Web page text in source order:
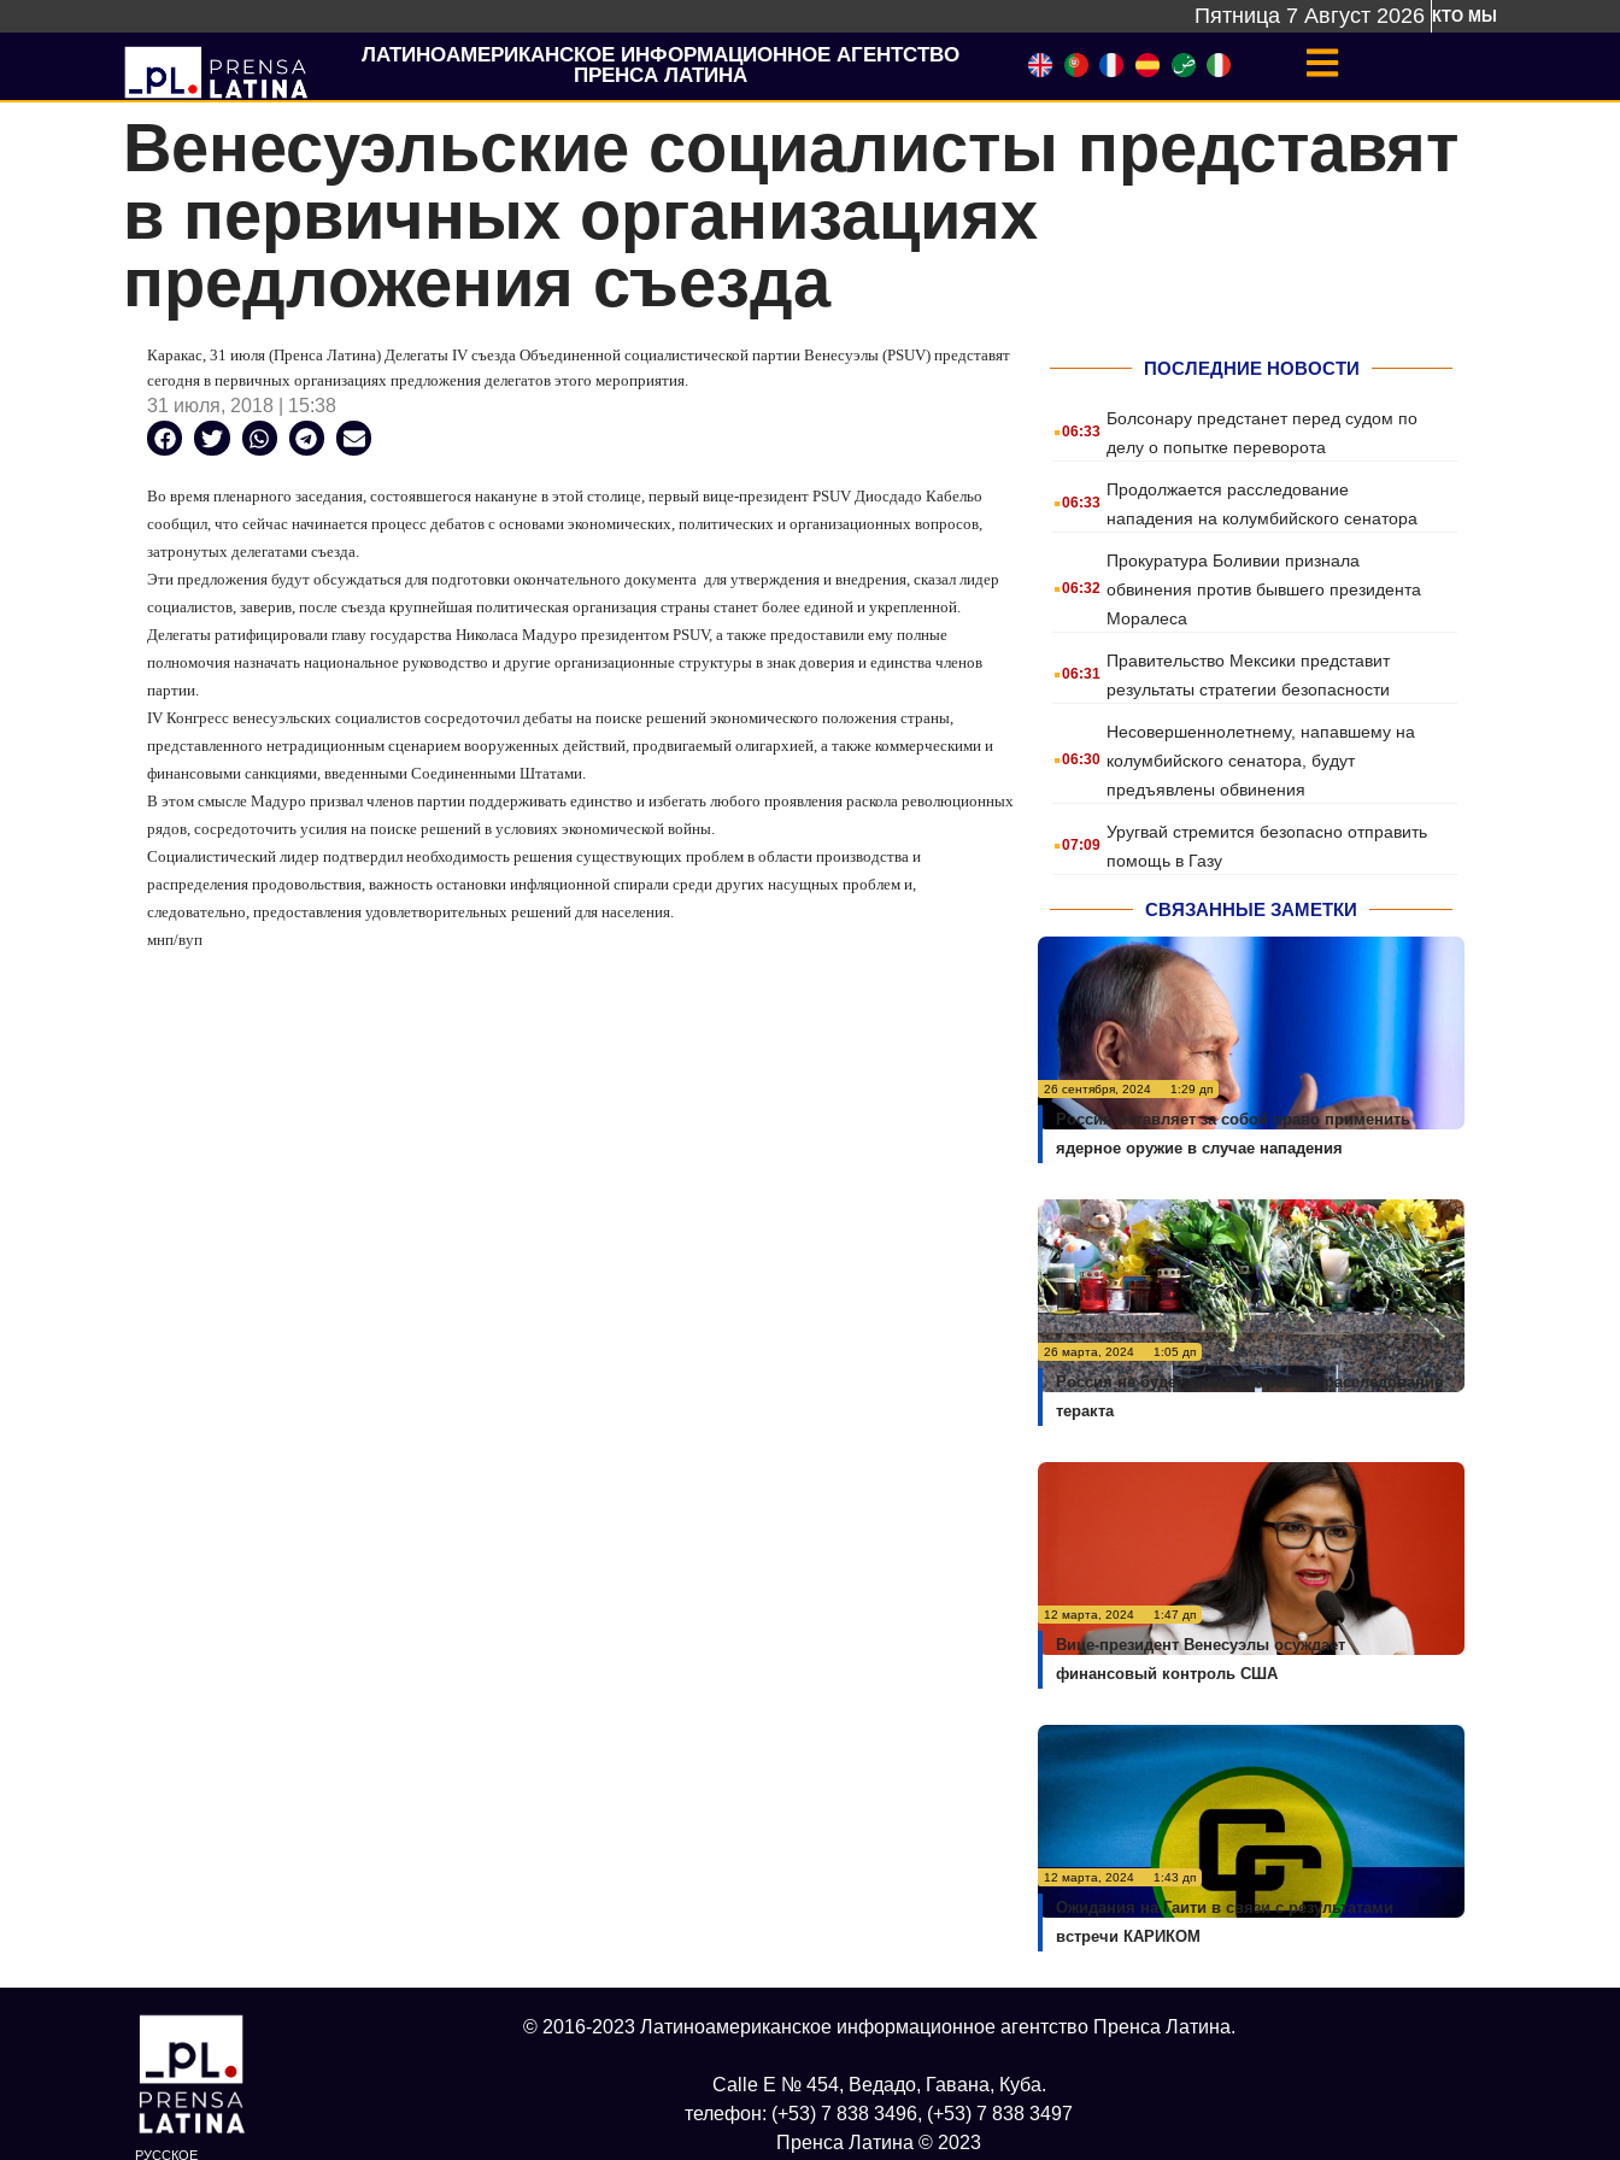
Пятница 7 Август 2026 КТО МЫ
ЛАТИНОАМЕРИКАНСКОЕ ИНФОРМАЦИОННОЕ АГЕНТСТВО
ПРЕНСА ЛАТИНА
Венесуэльские социалисты представят
в первичных организациях
предложения съезда
Каракас, 31 июля (Пренса Латина) Делегаты IV съезда Объединенной социалистической партии Венесуэлы (PSUV) представят
сегодня в первичных организациях предложения делегатов этого мероприятия.
31 июля, 2018 | 15:38
Во время пленарного заседания, состоявшегося накануне в этой столице, первый вице-президент PSUV Диосдадо Кабельо
сообщил, что сейчас начинается процесс дебатов с основами экономических, политических и организационных вопросов,
затронутых делегатами съезда.
Эти предложения будут обсуждаться для подготовки окончательного документа для утверждения и внедрения, сказал лидер
социалистов, заверив, после съезда крупнейшая политическая организация страны станет более единой и укрепленной.
Делегаты ратифицировали главу государства Николаса Мадуро президентом PSUV, а также предоставили ему полные
полномочия назначать национальное руководство и другие организационные структуры в знак доверия и единства членов
партии.
IV Конгресс венесуэльских социалистов сосредоточил дебаты на поиске решений экономического положения страны,
представленного нетрадиционным сценарием вооруженных действий, продвигаемый олигархией, а также коммерческими и
финансовыми санкциями, введенными Соединенными Штатами.
В этом смысле Мадуро призвал членов партии поддерживать единство и избегать любого проявления раскола революционных
рядов, сосредоточить усилия на поиске решений в условиях экономической войны.
Социалистический лидер подтвердил необходимость решения существующих проблем в области производства и
распределения продовольствия, важность остановки инфляционной спирали среди других насущных проблем и,
следовательно, предоставления удовлетворительных решений для населения.
мнп/вуп
ПОСЛЕДНИЕ НОВОСТИ
.06:33
Болсонару предстанет перед судом по
делу о попытке переворота
.06:33
Продолжается расследование
нападения на колумбийского сенатора
.06:32
Прокуратура Боливии признала
обвинения против бывшего президента
Моралеса
.06:31
Правительство Мексики представит
результаты стратегии безопасности
.06:30
Несовершеннолетнему, напавшему на
колумбийского сенатора, будут
предъявлены обвинения
.07:09
Уругвай стремится безопасно отправить
помощь в Газу
СВЯЗАННЫЕ ЗАМЕТКИ
26 сентября, 2024 1:29 дп
Россия оставляет за собой право применить
ядерное оружие в случае нападения
26 марта, 2024 1:05 дп
Россия не будет комментировать расследование
теракта
12 марта, 2024 1:47 дп
Вице-президент Венесуэлы осуждает
финансовый контроль США
12 марта, 2024 1:43 дп
Ожидания на Гаити в связи с результатами
встречи КАРИКОМ
РУССКОЕ
© 2016-2023 Латиноамериканское информационное агентство Пренса Латина.
Calle E № 454, Ведадо, Гавана, Куба.
телефон: (+53) 7 838 3496, (+53) 7 838 3497
Пренса Латина © 2023